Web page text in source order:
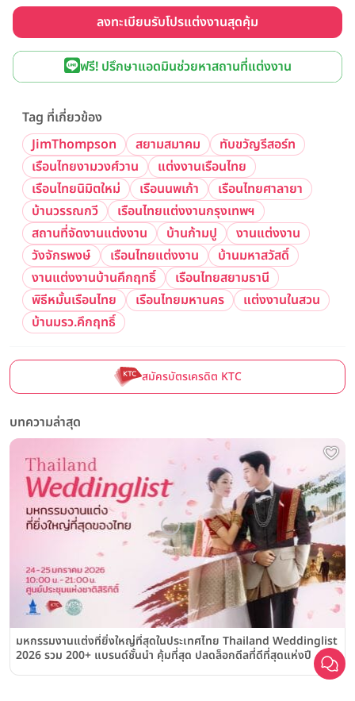
ลงทะเบียนรับโปรแต่งงานสุดคุ้ม
ฟรี! ปรึกษาแอดมินช่วยหาสถานที่แต่งงาน
Tag ที่เกี่ยวข้อง
JimThompson
สยามสมาคม
ทับขวัญรีสอร์ท
เรือนไทยงามวงศ์วาน
แต่งงานเรือนไทย
เรือนไทยนิมิตใหม่
เรือนนพเก้า
เรือนไทยศาลายา
บ้านวรรณกวี
เรือนไทยแต่งงานกรุงเทพฯ
สถานที่จัดงานแต่งงาน
บ้านก้ามปู
งานแต่งงาน
วังจักรพงษ์
เรือนไทยแต่งงาน
บ้านมหาสวัสดิ์
งานแต่งงานบ้านคึกฤทธิ์
เรือนไทยสยามธานี
พิธีหมั้นเรือนไทย
เรือนไทยมหานคร
แต่งงานในสวน
บ้านมรว.คึกฤทธิ์
สมัครบัตรเครดิต KTC
บทความล่าสุด
มหกรรมงานแต่งที่ยิ่งใหญ่ที่สุดในประเทศไทย Thailand Weddinglist
2026 รวม 200+ แบรนด์ชั้นนำ คุ้มที่สุด ปลดล็อกดีลที่ดีที่สุดแห่งปี